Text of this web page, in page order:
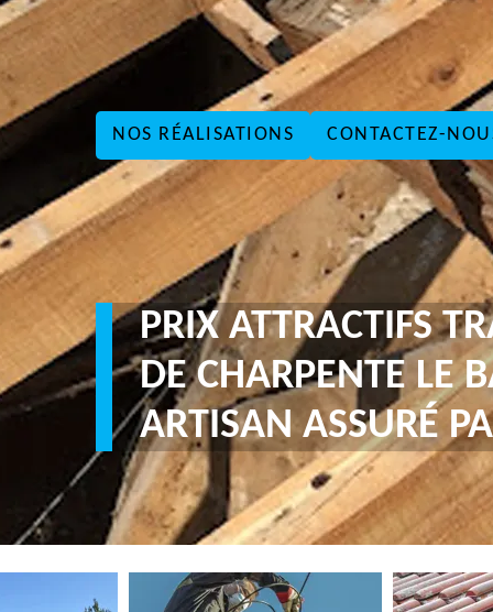
NOS RÉALISATIONS CONTACTEZ-
PRIX ATTRACTIFS
DE CHARPENTE LE
ARTISAN ASSURÉ